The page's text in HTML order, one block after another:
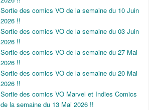
Sortie des comics VO de la semaine du 10 Juin
2026 !!
Sortie des comics VO de la semaine du 03 Juin
2026 !!
Sortie des comics VO de la semaine du 27 Mai
2026 !!
Sortie des comics VO de la semaine du 20 Mai
2026 !!
Sortie des comics VO Marvel et Indies Comics
de la semaine du 13 Mai 2026 !!